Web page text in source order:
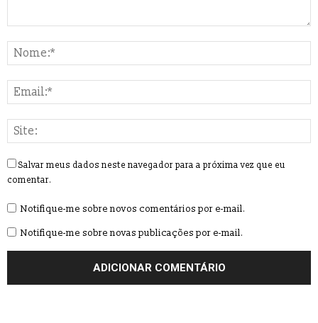
Salvar meus dados neste navegador para a próxima vez que eu
comentar.
Notifique-me sobre novos comentários por e-mail.
Notifique-me sobre novas publicações por e-mail.